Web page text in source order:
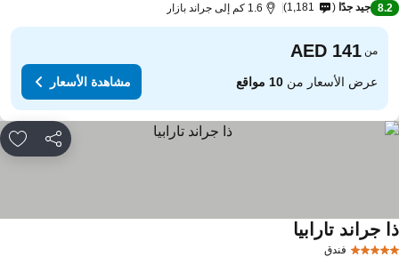
8.2 جيد جدًا 1,181 1.6 كم إلى جراند بازار
من
عرض الأسعار من10 مواقع مشاهدة الأسعار
مشاركة
فندق
جراند تارابيا